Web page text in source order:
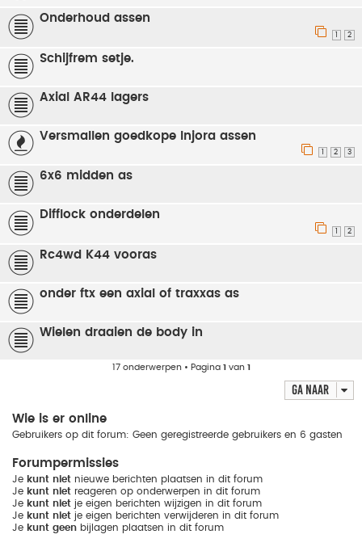
Onderhoud assen
1 2
Schijfrem setje.
Axial AR44 lagers
Versmallen goedkope Injora assen
2 3
6x6 midden as
Difflock onderdelen
2
Rc4wd K44 vooras
onder ftx een axial of traxxas as
Wielen draaien de body in
17 onderwerpen • Pagina 1van 1
Ga naar
Wie is er online
Gebruikers op dit forum: Geen geregistreerde gebruikers en 6 gasten
Forumpermissies
Je kunt niet nieuwe berichten plaatsen in dit forum
Je kunt niet reageren op onderwerpen in dit forum
Je kunt niet je eigen berichten wijzigen in dit forum
Je kunt niet je eigen berichten verwijderen in dit forum
Je kunt geen bijlagen plaatsen in dit forum